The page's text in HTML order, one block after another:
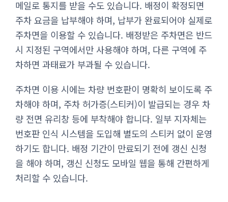
메일로 통지를 받을 수도 있습니다. 배정이 확정되면
주차 요금을 납부해야 하며, 납부가 완료되어야 실제로
주차면을 이용할 수 있습니다. 배정받은 주차면은 반드
시 지정된 구역에서만 사용해야 하며, 다른 구역에 주
차하면 과태료가 부과될 수 있습니다.
주차면 이용 시에는 차량 번호판이 명확히 보이도록 주
차해야 하며, 주차 허가증(스티커)이 발급되는 경우 차
량 전면 유리창 등에 부착해야 합니다. 일부 지자체는
번호판 인식 시스템을 도입해 별도의 스티커 없이 운영
하기도 합니다. 배정 기간이 만료되기 전에 갱신 신청
을 해야 하며, 갱신 신청도 모바일 웹을 통해 간편하게
처리할 수 있습니다.